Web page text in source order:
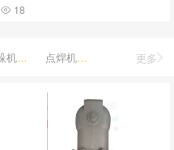
18
码垛机器人 点焊机器人 更多